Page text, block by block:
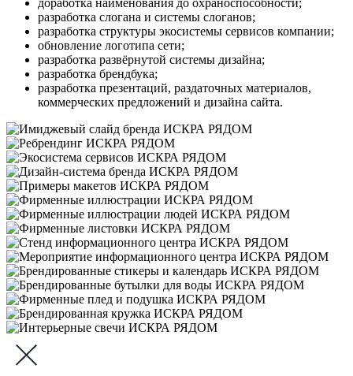
доработка наименования до охраноспособности;
разработка слогана и системы слоганов;
разработка структуры экосистемы сервисов компании;
обновление логотипа сети;
разработка развёрнутой системы дизайна;
разработка брендбука;
разработка презентаций, раздаточных материалов,
коммерческих предложений и дизайна сайта.